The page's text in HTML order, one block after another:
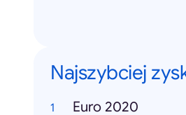
Najszybciej
Euro 2020